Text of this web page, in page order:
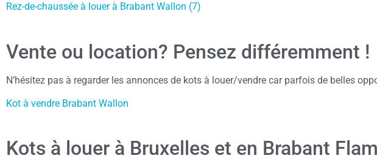
Rez-de-chaussée à louer à Brabant Wallon (7)
Vente ou location? Pensez différemment !
N’hésitez pas à regarder les annonces de kots à louer/vendre car parfois de belles
Kot à vendre Brabant Wallon
Kots à louer à Bruxelles et en Brabant